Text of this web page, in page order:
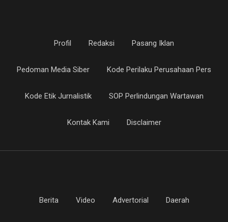
Profil Redaksi Pasang Iklan
Pedoman Media Siber Kode Perilaku Perusahaan Pers
Kode Etik Jurnalistik SOP Perlindungan Wartawan
Kontak Kami Disclaimer
Berita Video Advertorial Daerah